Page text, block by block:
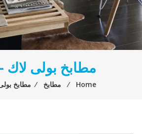
مطابخ بولى لاك
Home
⁄ مطابخ ⁄ مطابخ